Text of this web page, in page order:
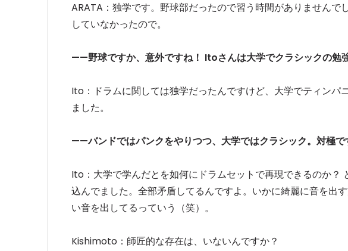
ARATA：独学です。野球部だったので習う時間がありませんで
していなかったので。
——野球ですか、意外ですね！ Itoさんは大学でクラシックの勉
Ito：ドラムに関しては独学だったんですけど、大学でティンパ
ました。
——バンドではパンクをやりつつ、大学ではクラシック。対極で
Ito：大学で学んだとを如何にドラムセットで再現できるのか？
込んでました。全部矛盾してるんですよ。いかに綺麗に音を出
い音を出してるっていう（笑）。
Kishimoto：師匠的な存在は、いないんですか？